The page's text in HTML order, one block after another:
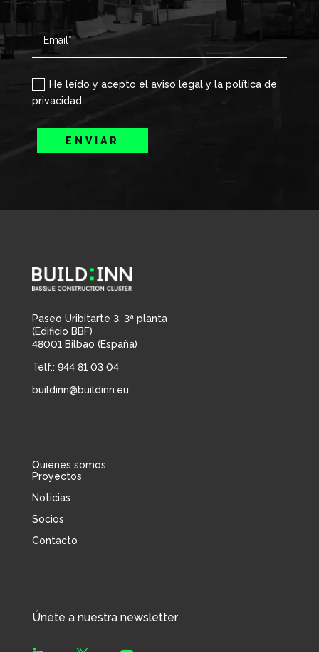
He leído y acepto el aviso legal y la política de
privacidad
ENVIAR
Paseo Uribitarte 3, 3ª planta
(Edificio BBF)
48001 Bilbao (España)
Telf.: 944 81 03 04
buildinn@buildinn.eu
Quiénes somos
Proyectos
Noticias
Socios
Contacto
Únete a nuestra newsletter